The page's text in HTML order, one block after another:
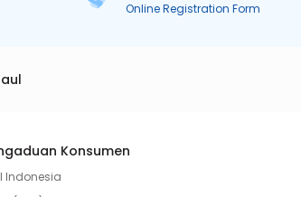
Online Registration Form
Konsumen
Indonesia